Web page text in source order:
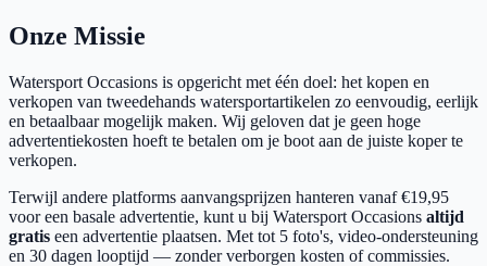
Onze Missie
Watersport Occasions is opgericht met één doel: het kopen en
verkopen van tweedehands watersportartikelen zo eenvoudig, eerlijk
en betaalbaar mogelijk maken. Wij geloven dat je geen hoge
advertentiekosten hoeft te betalen om je boot aan de juiste koper te
verkopen.
Terwijl andere platforms aanvangsprijzen hanteren vanaf €19,95
voor een basale advertentie, kunt u bij Watersport Occasions altijd
gratis een advertentie plaatsen. Met tot 5 foto's, video-ondersteuning
en 30 dagen looptijd — zonder verborgen kosten of commissies.